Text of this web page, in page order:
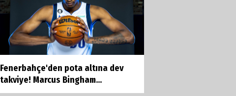
Fenerbahçe'den pota altına dev
takviye! Marcus Bingham...